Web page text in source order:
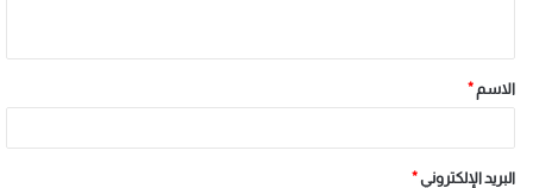
الاسم *
البريد الإلكتروني *